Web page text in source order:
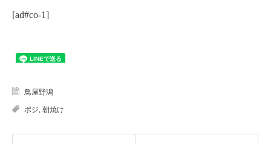
[ad#co-1]
鳥屋野潟
ポジ 朝焼け